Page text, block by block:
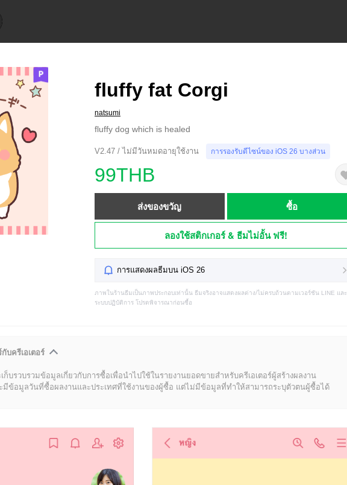
fluffy fat Corgi
natsumi
fluffy dog which is healed
V2.47 / ไม่มีวันหมดอายุใช้งาน การรองรับดีไซน์ของ iOS 26 บางส่วน
99THB
ส่งของขวัญ ซื้อ
ลองใช้สติกเกอร์ & ธีมไม่อั้น ฟรี!
การแสดงผลธีมบน iOS 26
ภาพในร้านธีมเป็นภาพประกอบเท่านั้น ธีมจริงอาจแสดงผลต่าง/ไม่ครบถ้วนตามเวอร์ชัน LINE และ
ระบบปฏิบัติการ โปรดพิจารณาก่อนซื้อ
บครีเอเตอร์
เก็บรวบรวมข้อมูลเกี่ยวกับการซื้อเพื่อนำไปใช้ในรายงานยอดขายสำหรับครีเอเตอร์ผู้สร้างผลงาน
มีข้อมูลวันที่ซื้อผลงานและประเทศที่ใช้งานของผู้ซื้อ แต่ไม่มีข้อมูลที่ทำให้สามารถระบุตัวตนผู้ซื้อได้